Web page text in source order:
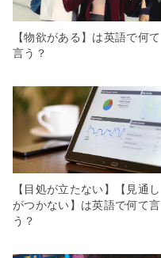
【物欲がある】は英語で何て
言う？
【目処が立たない】【見通し
がつかない】は英語で何て言
う？